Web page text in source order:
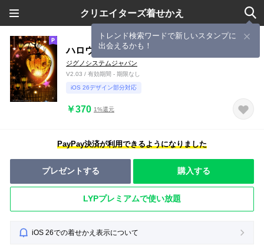
クリエイターズ着せかえ
トレンド検索ワードで新しいスタンプに
出会えるかも！
ハロウィン☆キラキラランプ
ジグノシステムジャパン
V2.03 / 有効期間 - 期限なし
iOS 26デザイン部分対応
￥370 1%還元
PayPay決済が利用できるようになりました
プレゼントする 購入する
LYPプレミアムで使い放題
iOS 26での着せかえ表示について